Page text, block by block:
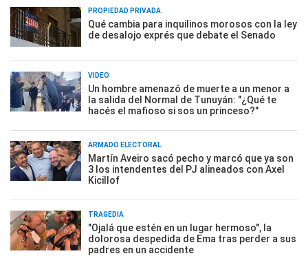
PROPIEDAD PRIVADA
Qué cambia para inquilinos morosos con la ley
de desalojo exprés que debate el Senado
VIDEO
Un hombre amenazó de muerte a un menor a
la salida del Normal de Tunuyán: "¿Qué te
hacés el mafioso si sos un princeso?"
ARMADO ELECTORAL
Martín Aveiro sacó pecho y marcó que ya son
3 los intendentes del PJ alineados con Axel
Kicillof
TRAGEDIA
"Ojalá que estén en un lugar hermoso", la
dolorosa despedida de Ema tras perder a sus
padres en un accidente